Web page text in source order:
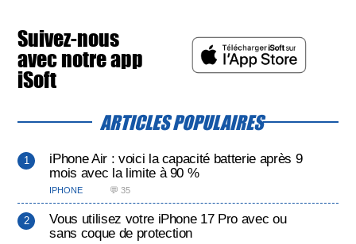
Suivez-nous
avec notre app
iSoft
ARTICLES POPULAIRES
iPhone Air : voici la capacité batterie après 9
mois avec la limite à 90 %
IPHONE 💬 35
Vous utilisez votre iPhone 17 Pro avec ou
sans coque de protection